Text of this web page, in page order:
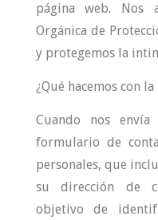
página web. Nos
Orgánica de
y protegemos la
¿Qué hacemos con
Cuando nos
formulario de
personales, que
su dirección de
objetivo de